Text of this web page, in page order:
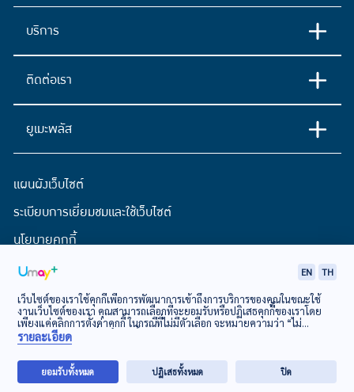
บริการ
ติดต่อเรา
ยูเมะพลัส
แผนผังเว็บไซต์
ระเบียบการเยี่ยมชมและใช้เว็บไซต์
นโยบายคุกกี้
ประกาศการคุ้มครองข้อมูลส่วนบุคคล
© EASY BUY Public Company Limited
EN TH
เว็บไซต์ของเราใช้คุกกี้เพื่อการพัฒนาการเข้าถึงการบริการของคุณในขณะใช้
งานเว็บไซต์ของเรา คุณสามารถเลือกที่จะยอมรับหรือปฏิเสธคุกกี้ของเราโดย
เพียงแค่คลิกการตั้งค่าคุกกี้ ในกรณีที่ไม่มีตัวเลือก จะหมายความว่า “ไม่
ยินยอม”นโยบายเกี่ยวกับคุกกี้
รายละเอียด
ยอมรับทั้งหมด ปฏิเสธทั้งหมด ปิด